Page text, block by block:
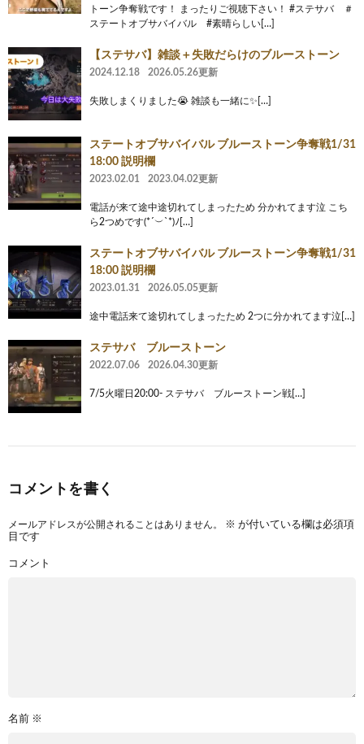
トーン争奪戦です！ まったりご視聴下さい！ #ステサバ ＃
ステートオブサバイバル #素晴らしい[…]
【ステサバ】雑談＋失敗だらけのブルーストーン
2024.12.18 2026.05.26更新
失敗しまくりました😭 雑談も一緒に✨[…]
ステートオブサバイバル ブルーストーン争奪戦1/31
18:00 説明欄
2023.02.01 2023.04.02更新
電話が来て途中途切れてしまったため 分かれてます泣 こち
ら2つめです(*´︶`*)ﾉ[…]
ステートオブサバイバル ブルーストーン争奪戦1/31
18:00 説明欄
2023.01.31 2026.05.05更新
途中電話来て途切れてしまったため 2つに分かれてます泣[…]
ステサバ ブルーストーン
2022.07.06 2026.04.30更新
7/5火曜日20:00- ステサバ ブルーストーン戦[…]
コメントを書く
メールアドレスが公開されることはありません。 ※ が付いている欄は必須項
目です
コメント
名前 ※